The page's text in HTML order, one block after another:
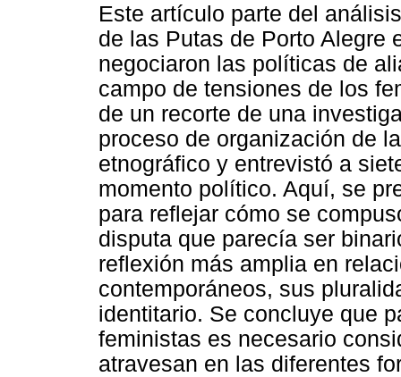
Este artículo parte del
de las Putas de Porto Alegre
negociaron las políticas de
campo de tensiones de los
de un recorte de una
proceso de organización de
etnográfico y entrevistó a
momento político. Aquí, se
para reflejar cómo se
disputa que parecía ser
reflexión más amplia en
contemporáneos, sus
identitario. Se concluye que
feministas es necesario
atravesan en las diferentes